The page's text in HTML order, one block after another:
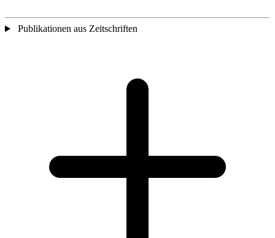
Publikationen aus Zeitschriften